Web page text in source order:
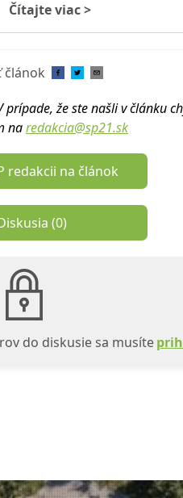
Čítajte viac>
článok
prípade, že ste našli v článku
naredakcia@sp21.sk
redakcii na článok
(0)
do diskusie sa musíte